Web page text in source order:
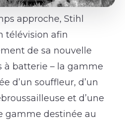
approche, Stihl
télévision afin
de sa nouvelle
batterie – la gamme
d’un souffleur, d’un
et d’une
gamme destinée au